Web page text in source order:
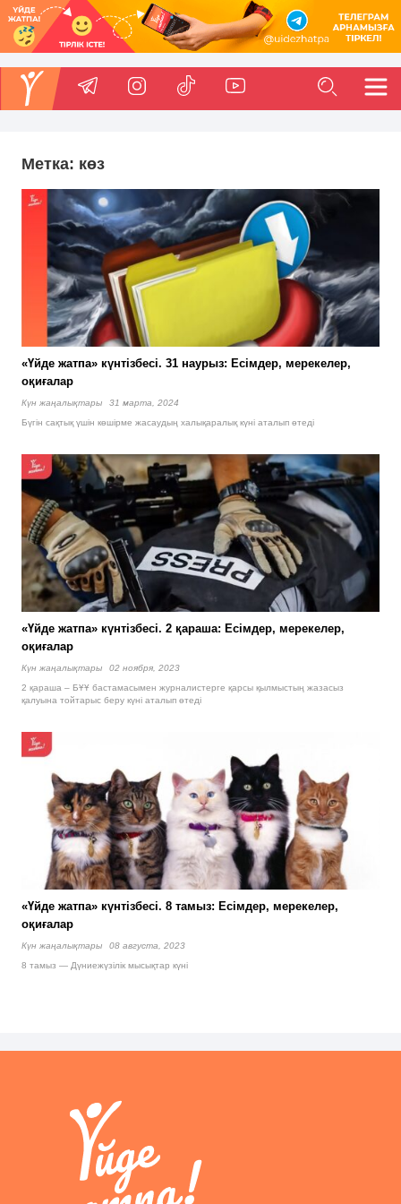
Метка: көз
«Үйде жатпа» күнтізбесі. 31 наурыз: Есімдер, мерекелер,
оқиғалар
Күн жаңалықтары
31 марта, 2024
Бүгін сақтық үшін көшірме жасаудың халықаралық күні аталып өтеді
«Үйде жатпа» күнтізбесі. 2 қараша: Есімдер, мерекелер,
оқиғалар
Күн жаңалықтары
02 ноября, 2023
2 қараша – БҰҰ бастамасымен журналистерге қарсы қылмыстың жазасыз
қалуына тойтарыс беру күні аталып өтеді
«Үйде жатпа» күнтізбесі. 8 тамыз: Есімдер, мерекелер,
оқиғалар
Күн жаңалықтары
08 августа, 2023
8 тамыз — Дүниежүзілік мысықтар күні